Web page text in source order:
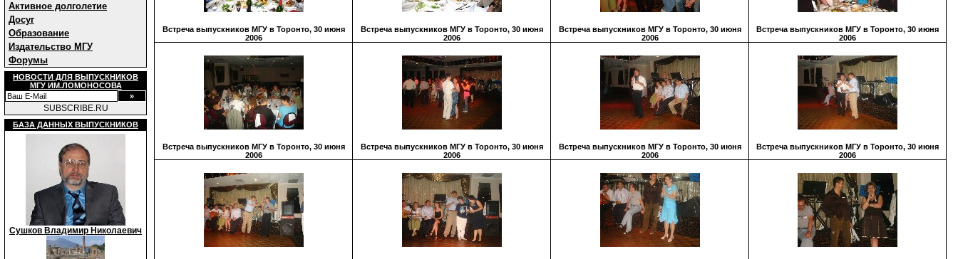
Активное долголетие
Досуг
Образование
Издательство МГУ
Форумы
НОВОСТИ ДЛЯ ВЫПУСКНИКОВ
МГУ ИМ.ЛОМОНОСОВА
SUBSCRIBE.RU
БАЗА ДАННЫХ ВЫПУСКНИКОВ
Сушков Владимир Николаевич
Встреча выпускников МГУ в Торонто, 30 июня
2006
Встреча выпускников МГУ в Торонто, 30 июня
2006
Встреча выпускников МГУ в Торонто, 30 июня
2006
Встреча выпускников МГУ в Торонто, 30 июня
2006
Встреча выпускников МГУ в Торонто, 30 июня
2006
Встреча выпускников МГУ в Торонто, 30 июня
2006
Встреча выпускников МГУ в Торонто, 30 июня
2006
Встреча выпускников МГУ в Торонто, 30 июня
2006